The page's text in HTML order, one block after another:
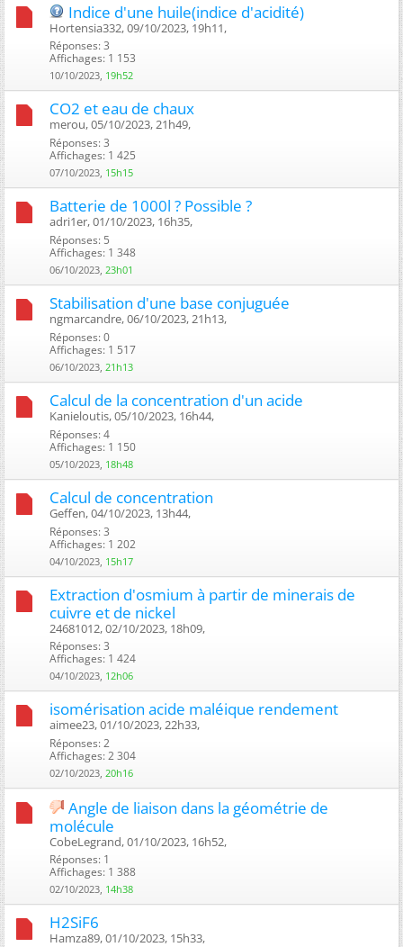
Indice d'une huile(indice d'acidité)
Hortensia332, 09/10/2023, 19h11, ‎
Réponses: 3
Affichages: 1 153
10/10/2023, 19h52
CO2 et eau de chaux
merou, 05/10/2023, 21h49, ‎
Réponses: 3
Affichages: 1 425
07/10/2023, 15h15
Batterie de 1000l ? Possible ?
adri1er, 01/10/2023, 16h35, ‎
Réponses: 5
Affichages: 1 348
06/10/2023, 23h01
Stabilisation d'une base conjuguée
ngmarcandre, 06/10/2023, 21h13, ‎
Réponses: 0
Affichages: 1 517
06/10/2023, 21h13
Calcul de la concentration d'un acide
Kanieloutis, 05/10/2023, 16h44, ‎
Réponses: 4
Affichages: 1 150
05/10/2023, 18h48
Calcul de concentration
Geffen, 04/10/2023, 13h44, ‎
Réponses: 3
Affichages: 1 202
04/10/2023, 15h17
Extraction d'osmium à partir de minerais de
cuivre et de nickel
24681012, 02/10/2023, 18h09, ‎
Réponses: 3
Affichages: 1 424
04/10/2023, 12h06
isomérisation acide maléique rendement
aimee23, 01/10/2023, 22h33, ‎
Réponses: 2
Affichages: 2 304
02/10/2023, 20h16
Angle de liaison dans la géométrie de
molécule
CobeLegrand, 01/10/2023, 16h52, ‎
Réponses: 1
Affichages: 1 388
02/10/2023, 14h38
H2SiF6
Hamza89, 01/10/2023, 15h33, ‎